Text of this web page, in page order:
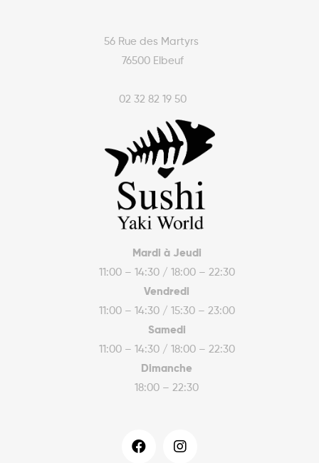
56 Rue des Martyrs
76500 Elbeuf
02 32 82 19 50
Mardi à Jeudi
11:00 – 14:30 / 18:00 – 22:30
Vendredi
11:00 – 14:30 / 15:30 – 23:00
Samedi
11:00 – 14:30 / 18:00 – 22:30
Dimanche
18:00 – 22:30